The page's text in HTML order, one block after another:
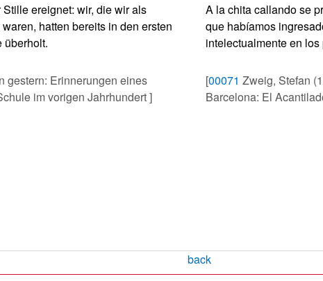
ereignet: wir, die wir als
hatten bereits in den ersten
überholt.
gestern: Erinnerungen eines
im vorigen Jahrhundert ]
A la chita callando se
que habíamos
intelectualmente en
[00071 Zweig, Stefan
Barcelona: El
back